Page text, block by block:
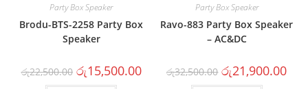
Party Box Speaker
Brodu-BTS-2258 Party Box
Speaker
රු22,500.00 රු15,500.00
Party Box Speaker
Ravo-883 Party Box Speaker
– AC&DC
රු32,500.00 රු21,900.00